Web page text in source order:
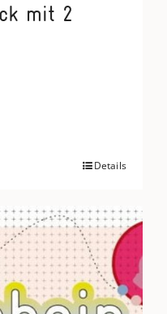
mit 2
Details